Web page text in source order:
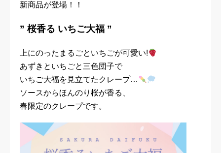
新商品が登場！！
” 桜香る いちご大福 ”
上にのったまるごといちごが可愛い!
あずきといちごと三色団子で
いちご大福を見立てたクレープ…
ソースからほんのり桜が香る、
春限定のクレープです。